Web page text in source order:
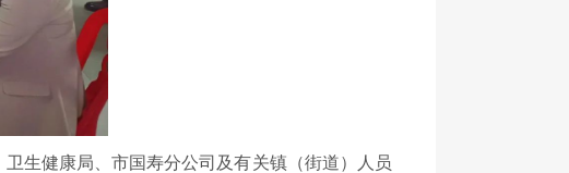
生健康局、市国寿分公司及有关镇（街道）人员